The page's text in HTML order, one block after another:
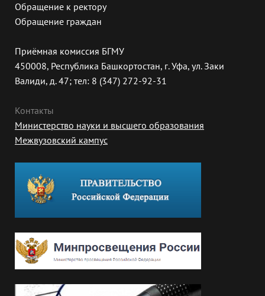
Обращение к ректору
Обращение граждан
Приёмная комиссия БГМУ
450008, Республика Башкортостан, г. Уфа, ул. Заки
Валиди, д. 47; тел: 8 (347) 272-92-31
Контакты
Министерство науки и высшего образования
Межвузовский кампус